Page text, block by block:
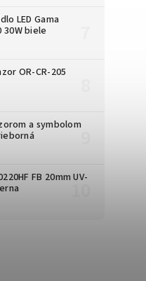
LED Gama
30W biele
OR-CR-205
a symbolom
FB 20mm UV-